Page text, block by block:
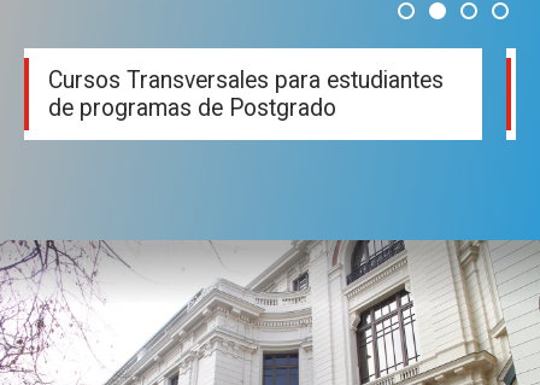
Cursos Transversales para estudiantes
de programas de Postgrado